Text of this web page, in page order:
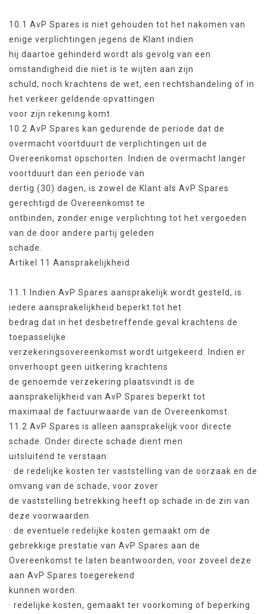
10.1 AvP Spares is niet gehouden tot het nakomen van
enige verplichtingen jegens de Klant indien
hij daartoe gehinderd wordt als gevolg van een
omstandigheid die niet is te wijten aan zijn
schuld, noch krachtens de wet, een rechtshandeling of in
het verkeer geldende opvattingen
voor zijn rekening komt.
10.2 AvP Spares kan gedurende de periode dat de
overmacht voortduurt de verplichtingen uit de
Overeenkomst opschorten. Indien de overmacht langer
voortduurt dan een periode van
dertig (30) dagen, is zowel de Klant als AvP Spares
gerechtigd de Overeenkomst te
ontbinden, zonder enige verplichting tot het vergoeden
van de door andere partij geleden
schade.
Artikel 11 Aansprakelijkheid
11.1 Indien AvP Spares aansprakelijk wordt gesteld, is
iedere aansprakelijkheid beperkt tot het
bedrag dat in het desbetreffende geval krachtens de
toepasselijke
verzekeringsovereenkomst wordt uitgekeerd. Indien er
onverhoopt geen uitkering krachtens
de genoemde verzekering plaatsvindt is de
aansprakelijkheid van AvP Spares beperkt tot
maximaal de factuurwaarde van de Overeenkomst.
11.2 AvP Spares is alleen aansprakelijk voor directe
schade. Onder directe schade dient men
uitsluitend te verstaan:
· de redelijke kosten ter vaststelling van de oorzaak en de
omvang van de schade, voor zover
de vaststelling betrekking heeft op schade in de zin van
deze voorwaarden.
· de eventuele redelijke kosten gemaakt om de
gebrekkige prestatie van AvP Spares aan de
Overeenkomst te laten beantwoorden, voor zoveel deze
aan AvP Spares toegerekend
kunnen worden.
· redelijke kosten, gemaakt ter voorkoming of beperking